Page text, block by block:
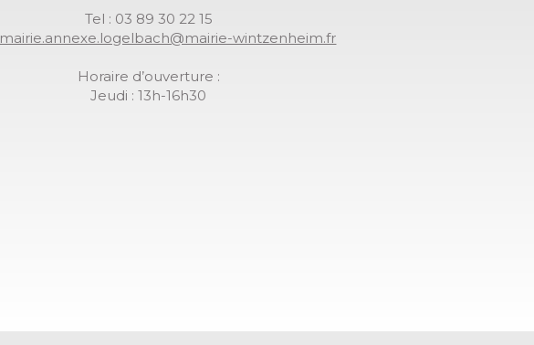
Tel : 03 89 30 22 15
mairie.annexe.logelbach@mairie-wintzenheim.fr
Horaire d’ouverture :
Jeudi : 13h-16h30